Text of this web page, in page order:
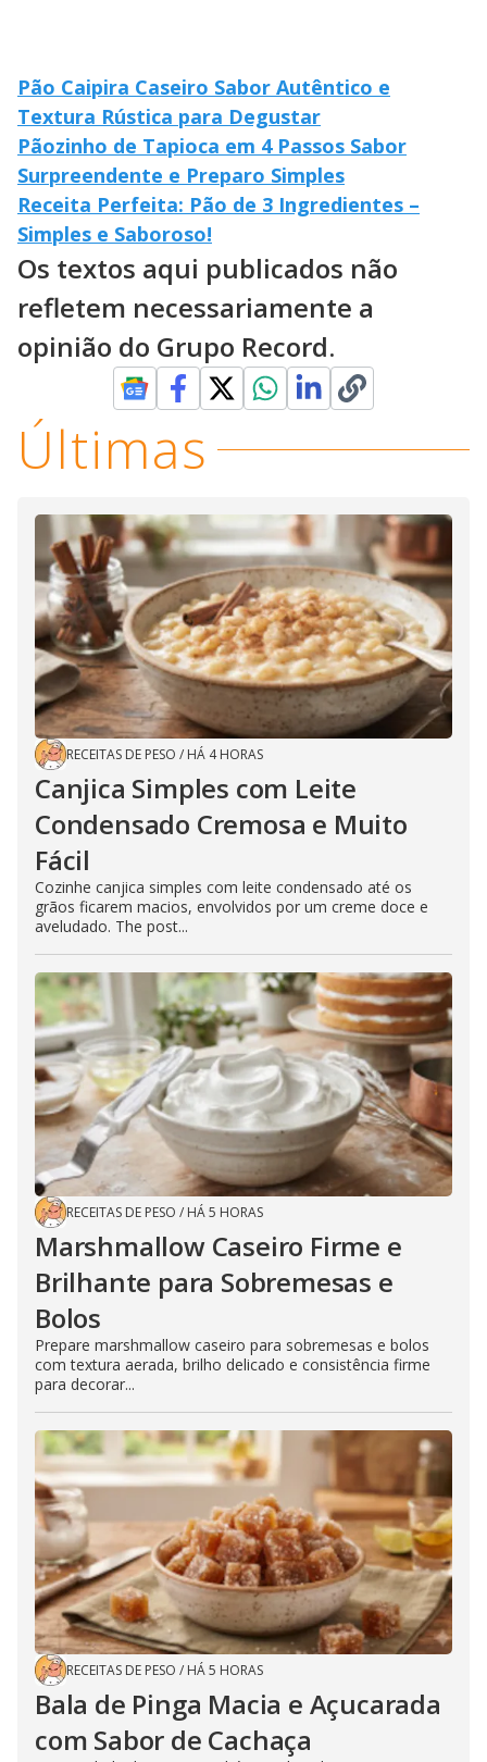
Pão Caipira Caseiro Sabor Autêntico e
Textura Rústica para Degustar
Pãozinho de Tapioca em 4 Passos Sabor
Surpreendente e Preparo Simples
Receita Perfeita: Pão de 3 Ingredientes –
Simples e Saboroso!
Os textos aqui publicados não
refletem necessariamente a
opinião do Grupo Record.
Últimas
RECEITAS DE PESO / HÁ 4 HORAS
Canjica Simples com Leite
Condensado Cremosa e Muito
Fácil
Cozinhe canjica simples com leite condensado até os
grãos ficarem macios, envolvidos por um creme doce e
aveludado. The post...
RECEITAS DE PESO / HÁ 5 HORAS
Marshmallow Caseiro Firme e
Brilhante para Sobremesas e
Bolos
Prepare marshmallow caseiro para sobremesas e bolos
com textura aerada, brilho delicado e consistência firme
para decorar...
RECEITAS DE PESO / HÁ 5 HORAS
Bala de Pinga Macia e Açucarada
com Sabor de Cachaça